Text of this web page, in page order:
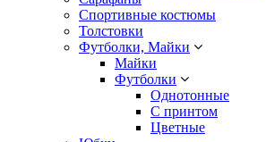
Спортивные костюмы
Толстовки
Футболки, Майки
Майки
Футболки
Однотонные
С принтом
Цветные